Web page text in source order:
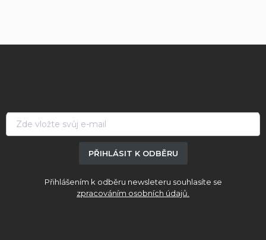
PŘIHLÁSIT K ODBĚRU
Přihlášením k odběru newsleteru souhlasíte se
zpracováním osobních údajů.